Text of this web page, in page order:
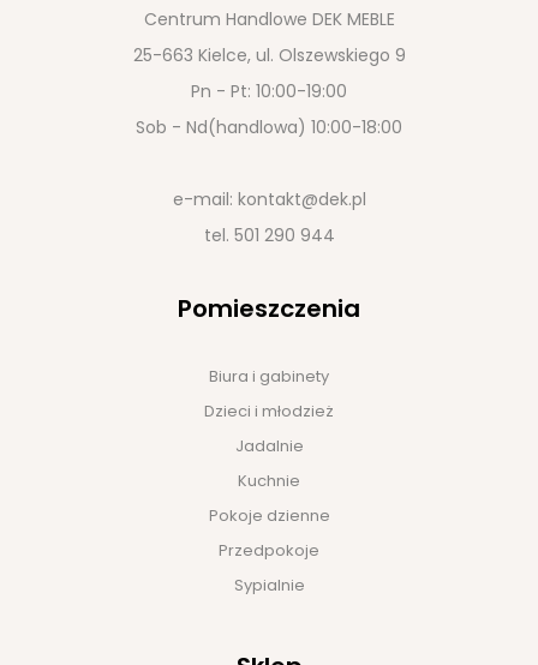
Centrum Handlowe DEK MEBLE
25-663 Kielce, ul. Olszewskiego 9
Pn - Pt: 10:00-19:00
Sob - Nd(handlowa) 10:00-18:00
e-mail: kontakt@dek.pl
tel. 501 290 944
Pomieszczenia
Biura i gabinety
Dzieci i młodzież
Jadalnie
Kuchnie
Pokoje dzienne
Przedpokoje
Sypialnie